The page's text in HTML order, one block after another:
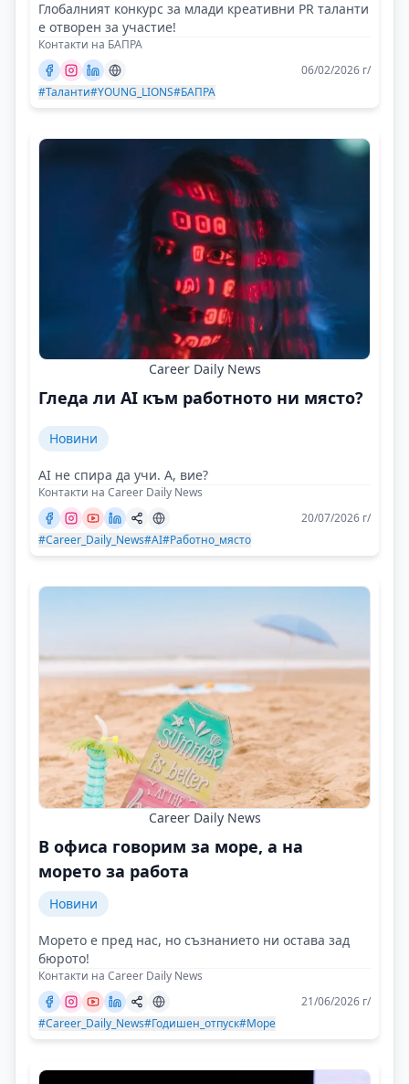
Глобалният конкурс за млади креативни PR таланти
е отворен за участие!
Контакти на БАПРА
06/02/2026 г/
#Таланти#YOUNG_LIONS#БАПРА
Career Daily News
Гледа ли AI към работното ни място?
Новини
AI не спира да учи. А, вие?
Контакти на Career Daily News
20/07/2026 г/
#Career_Daily_News#AI#Работно_място
Career Daily News
В офиса говорим за море, а на
морето за работа
Новини
Морето е пред нас, но съзнанието ни остава зад
бюрото!
Контакти на Career Daily News
21/06/2026 г/
#Career_Daily_News#Годишен_отпуск#Море